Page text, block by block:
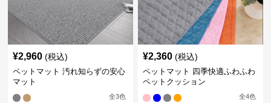
¥2,960 (税込)
ペットマット 汚れ知らずの安心
マット
全3色
¥2,360 (税込)
ペットマット 四季快適ふわふわ
ペットクッション
全4色